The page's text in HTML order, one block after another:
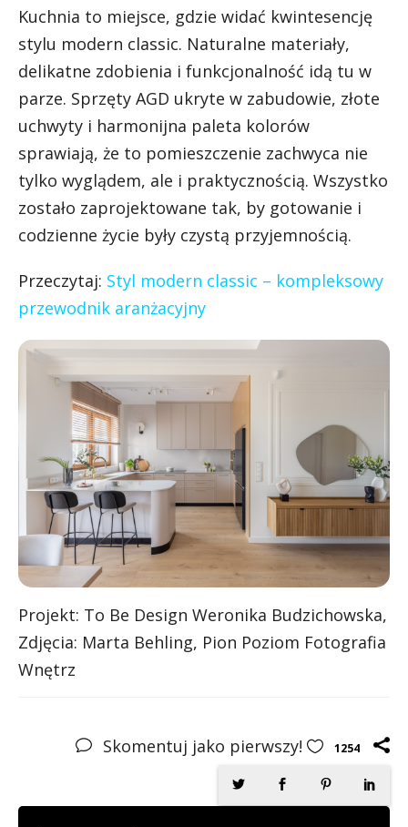
Kuchnia to miejsce, gdzie widać kwintesencję
stylu modern classic. Naturalne materiały,
delikatne zdobienia i funkcjonalność idą tu w
parze. Sprzęty AGD ukryte w zabudowie, złote
uchwyty i harmonijna paleta kolorów
sprawiają, że to pomieszczenie zachwyca nie
tylko wyglądem, ale i praktycznością. Wszystko
zostało zaprojektowane tak, by gotowanie i
codzienne życie były czystą przyjemnością.
Przeczytaj: Styl modern classic – kompleksowy
przewodnik aranżacyjny
Projekt: To Be Design Weronika Budzichowska,
Zdjęcia: Marta Behling, Pion Poziom Fotografia
Wnętrz
Skomentuj jako pierwszy! 1254